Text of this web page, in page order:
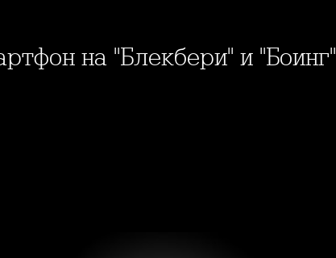
на "Блекбери" и "Боинг"